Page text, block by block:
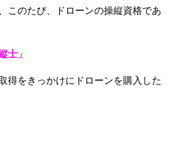
このたび、ドローンの操縦資格であ
士」
得をきっかけにドローンを購入した